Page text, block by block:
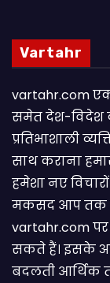
Vartahr
vartahr.com
समेत देश-विदेश
प्रतिभाशाली
साथ कराना
हमेशा नए
मकसद आप तक
vartahr.com
सकते हैं। इसके
बदलती आर्थिक